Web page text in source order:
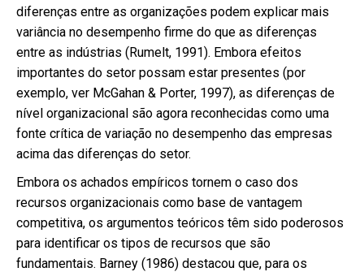
diferenças entre as organizações podem explicar mais
variância no desempenho firme do que as diferenças
entre as indústrias (Rumelt, 1991). Embora efeitos
importantes do setor possam estar presentes (por
exemplo, ver McGahan & Porter, 1997), as diferenças de
nível organizacional são agora reconhecidas como uma
fonte crítica de variação no desempenho das empresas
acima das diferenças do setor.
Embora os achados empíricos tornem o caso dos
recursos organizacionais como base de vantagem
competitiva, os argumentos teóricos têm sido poderosos
para identificar os tipos de recursos que são
fundamentais. Barney (1986) destacou que, para os